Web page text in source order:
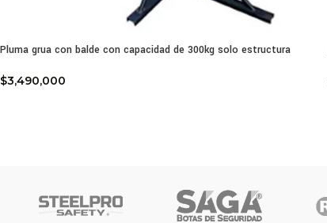
Pluma grua con balde con capacidad de 300kg solo estructura
$3,490,000